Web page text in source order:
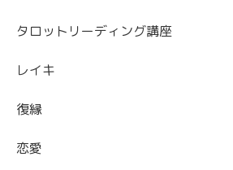
タロットリーディング講座
レイキ
復縁
恋愛